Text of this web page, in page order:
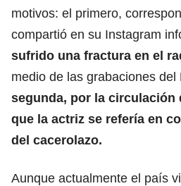
motivos: el primero,
compartió en su Instagram
sufrido una fractura en el
medio de las grabaciones del
segunda, por la circulación
que la actriz se refería en
del cacerolazo.
Aunque actualmente el país